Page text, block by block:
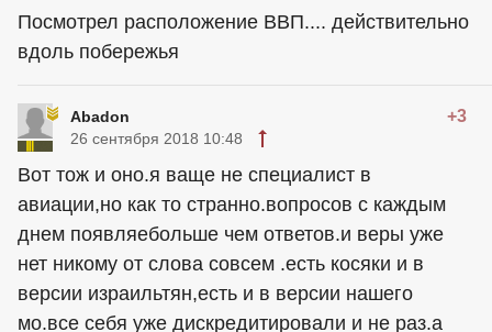
Посмотрел расположение ВВП.... действительно
вдоль побережья
Abadon +3
26 сентября 2018 10:48
Вот тож и оно.я ваще не специалист в
авиации,но как то странно.вопросов с каждым
днем появляебольше чем ответов.и веры уже
нет никому от слова совсем .есть косяки и в
версии израильтян,есть и в версии нашего
мо.все себя уже дискредитировали и не раз.а